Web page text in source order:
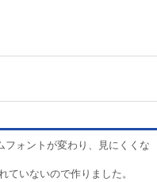
フォントが変わり、見にくくな
ていないので作りました。